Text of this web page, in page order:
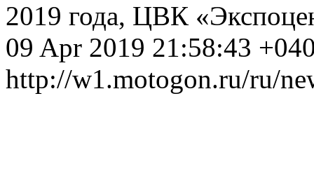
2019 года, ЦВК
09 Apr 2019 21:58:43
http://w1.motogon.ru/ru/